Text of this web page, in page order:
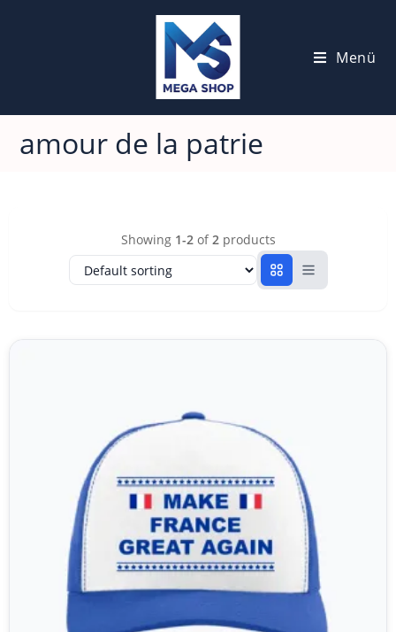
Menü
amour de la patrie
Showing 1-2of2products